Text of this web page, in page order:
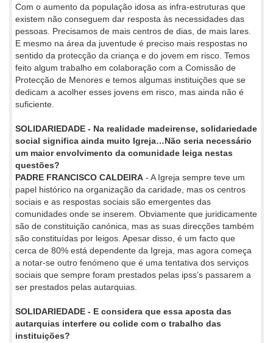
Com o aumento da população idosa as infra-estruturas que
existem não conseguem dar resposta às necessidades das
pessoas. Precisamos de mais centros de dias, de mais lares.
E mesmo na área da juventude é preciso mais respostas no
sentido da protecção da criança e do jovem em risco. Temos
feito algum trabalho em colaboração com a Comissão de
Protecção de Menores e temos algumas instituições que se
dedicam a acolher esses jovens em risco, mas ainda não é
suficiente.
SOLIDARIEDADE - Na realidade madeirense, solidariedade
social significa ainda muito Igreja…Não seria necessário
um maior envolvimento da comunidade leiga nestas
questões?
PADRE FRANCISCO CALDEIRA - A Igreja sempre teve um
papel histórico na organização da caridade, mas os centros
sociais e as respostas sociais são emergentes das
comunidades onde se inserem. Obviamente que juridicamente
são de constituição canónica, mas as suas direcções também
são constituídas por leigos. Apesar disso, é um facto que
cerca de 80% está dependente da Igreja, mas agora começa
a notar-se outro fenómeno que é uma tentativa dos serviços
sociais que sempre foram prestados pelas ipss’s passarem a
ser prestados pelas autarquias.
SOLIDARIEDADE - E considera que essa aposta das
autarquias interfere ou colide com o trabalho das
instituições?